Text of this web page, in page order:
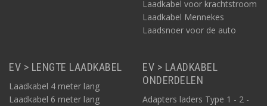
Laadkabel voor krachtstroom
Laadkabel Mennekes
Laadsnoer voor de auto
EV > LENGTE LAADKABEL
Laadkabel 4 meter lang
Laadkabel 6 meter lang
EV > LAADKABEL
ONDERDELEN
Adapters laders Type 1 - 2 -